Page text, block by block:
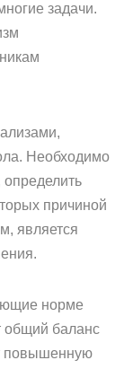
задачи.
Необходимо
причиной
является
норме
общий баланс
повышенную